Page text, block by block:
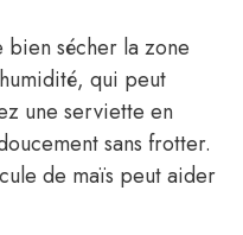
sécher la zone
qui peut
une serviette en
sans frotter.
de maïs peut aider